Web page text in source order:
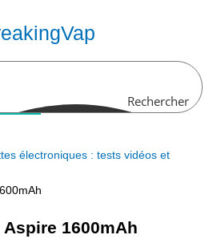
Rechercher
électroniques : tests vidéos et
1600mAh